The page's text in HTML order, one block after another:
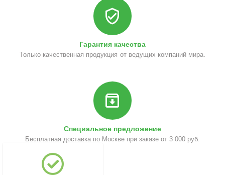
Гарантия качества
Только качественная продукция от ведущих компаний мира.
Специальное предложение
Бесплатная доставка по Москве при заказе от 3 000 руб.